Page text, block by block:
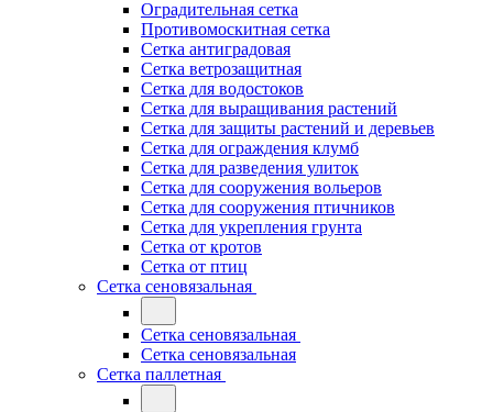
Оградительная сетка
Противомоскитная сетка
Сетка антиградовая
Сетка ветрозащитная
Сетка для водостоков
Сетка для выращивания растений
Сетка для защиты растений и деревьев
Сетка для ограждения клумб
Сетка для разведения улиток
Сетка для сооружения вольеров
Сетка для сооружения птичников
Сетка для укрепления грунта
Сетка от кротов
Сетка от птиц
Сетка сеновязальная
Сетка сеновязальная
Сетка сеновязальная
Сетка паллетная